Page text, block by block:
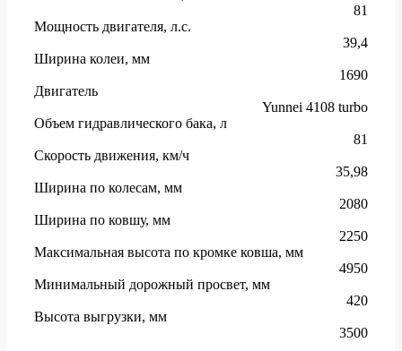
81
Мощность двигателя, л.с.
39,4
Ширина колеи, мм
1690
Двигатель
Yunnei 4108 turbo
Объем гидравлического бака, л
81
Скорость движения, км/ч
35,98
Ширина по колесам, мм
2080
Ширина по ковшу, мм
2250
Максимальная высота по кромке ковша, мм
4950
Минимальный дорожный просвет, мм
420
Высота выгрузки, мм
3500